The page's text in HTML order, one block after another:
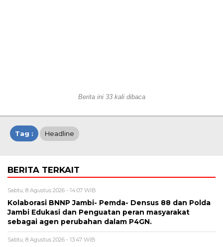
Berita ini 33 kali dibaca
Tag : Headline
BERITA TERKAIT
Sabtu, 8 Agustus 2026 - 14:07 WIB
Kolaborasi BNNP Jambi- Pemda- Densus 88 dan Polda
Jambi Edukasi dan Penguatan peran masyarakat
sebagai agen perubahan dalam P4GN.
Sabtu, 8 Agustus 2026 - 13:47 WIB